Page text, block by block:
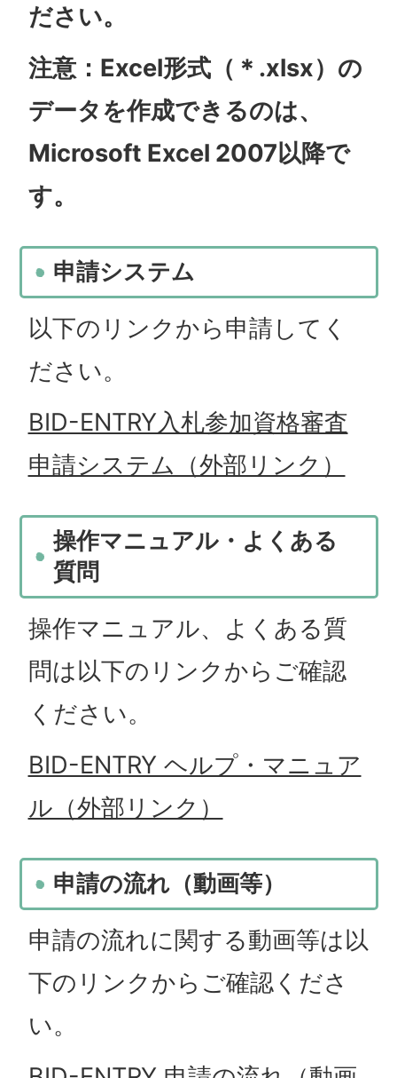
ださい。
注意：Excel形式（＊.xlsx）の
データを作成できるのは、
Microsoft Excel 2007以降で
す。
申請システム
以下のリンクから申請してく
ださい。
BID-ENTRY入札参加資格審査
申請システム（外部リンク）
操作マニュアル・よくある
質問
操作マニュアル、よくある質
問は以下のリンクからご確認
ください。
BID-ENTRY ヘルプ・マニュア
ル（外部リンク）
申請の流れ（動画等）
申請の流れに関する動画等は以
下のリンクからご確認くださ
い。